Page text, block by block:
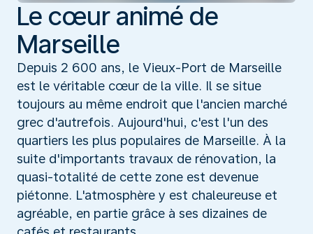
Le cœur animé de
Marseille
Depuis 2 600 ans, le Vieux-Port de Marseille
est le véritable cœur de la ville. Il se situe
toujours au même endroit que l'ancien marché
grec d'autrefois. Aujourd'hui, c'est l'un des
quartiers les plus populaires de Marseille. À la
suite d'importants travaux de rénovation, la
quasi-totalité de cette zone est devenue
piétonne. L'atmosphère y est chaleureuse et
agréable, en partie grâce à ses dizaines de